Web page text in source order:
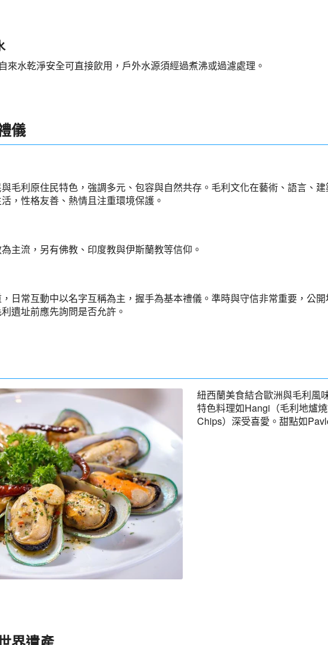
來水乾淨安全可直接飲用，戶外水源須經過煮沸或過濾處理。
儀
毛利原住民特色，強調多元、包容與自然共存。毛利文化在藝術、語言、
，性格友善、熱情且注重環境保護。
主流，另有佛教、印度教與伊斯蘭教等信仰。
日常互動中以名字互稱為主，握手為基本禮儀。準時與守信非常重要，公
遺址前應先詢問是否允許。
紐西蘭美食結合歐洲與毛利風
特色料理如Hangi（毛利地爐
Chips）深受喜愛。甜點如